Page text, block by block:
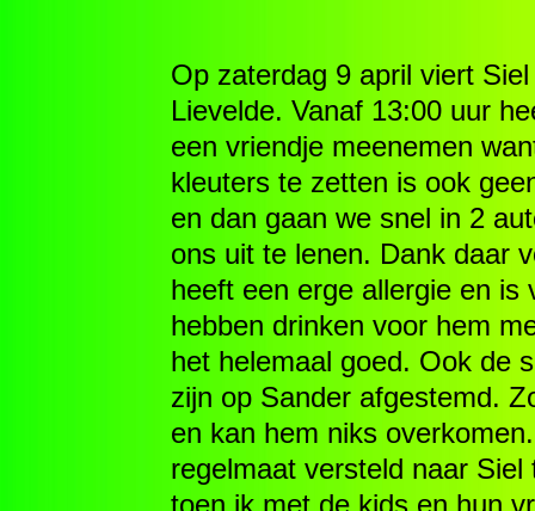
Op zaterdag 9 april viert
Lievelde. Vanaf 13:00 uur
een vriendje meenemen
kleuters te zetten is ook
en dan gaan we snel in 2
ons uit te lenen. Dank daar
heeft een erge allergie en is
hebben drinken voor hem
het helemaal goed. Ook de
zijn op Sander afgestemd.
en kan hem niks
regelmaat versteld naar
toen ik met de kids en hun